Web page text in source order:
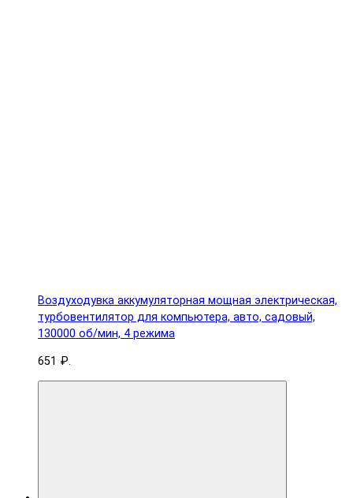
Воздуходувка аккумуляторная мощная электрическая,
турбовентилятор для компьютера, авто, садовый,
130000 об/мин, 4 режима
651 ₽.